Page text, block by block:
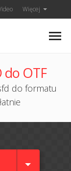
Więcej
do OTF
do formatu